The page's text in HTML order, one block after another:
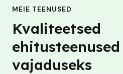
MEIE TEENUSED
Kvaliteetsed
vajaduseks